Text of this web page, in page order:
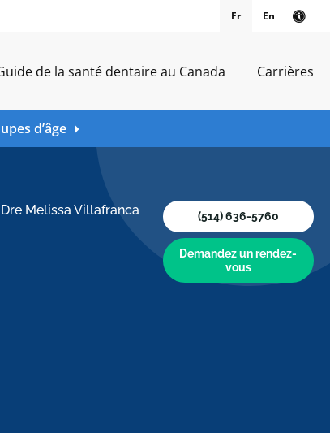
Fr En
de la santé dentaire au Canada Carrières
d’âge
Dre Melissa Villafranca (514) 636-5760
Demandez un rendez-
vous